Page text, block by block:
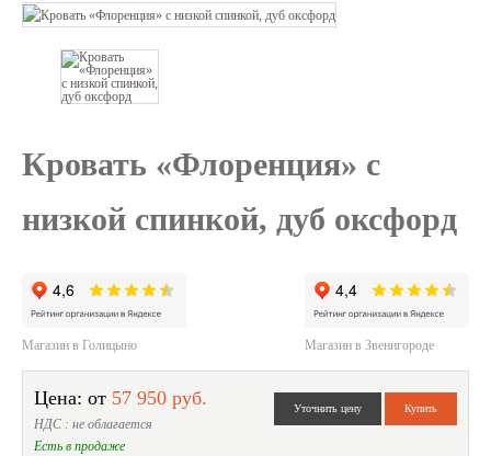
Кровать «Флоренция» с
низкой спинкой, дуб оксфорд
Магазин в Голицыно Магазин в Звенигороде
Цена: от 57 950 руб.
НДС : не облагается
Есть в продаже